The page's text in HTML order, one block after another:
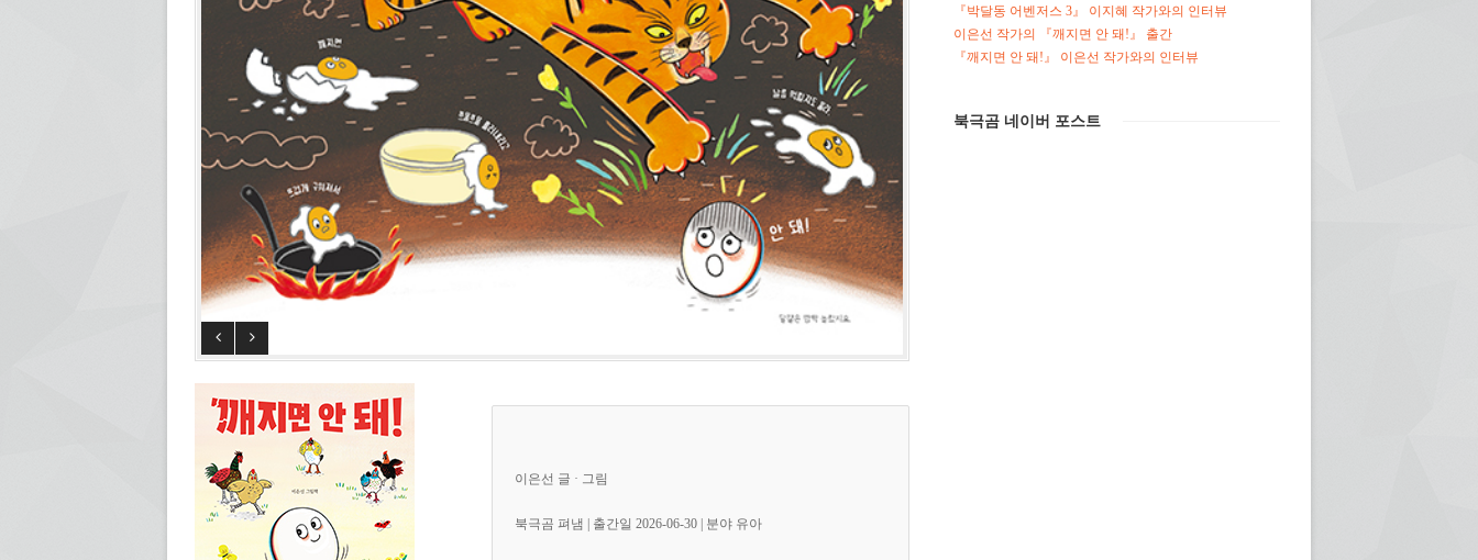
이은선 글 · 그림
북극곰 펴냄 | 출간일 2026-06-30 | 분야 유아
『박달동 어벤저스 3』 이지혜 작가와의 인터뷰
이은선 작가의 『깨지면 안 돼!』 출간
『깨지면 안 돼!』 이은선 작가와의 인터뷰
북극곰 네이버 포스트